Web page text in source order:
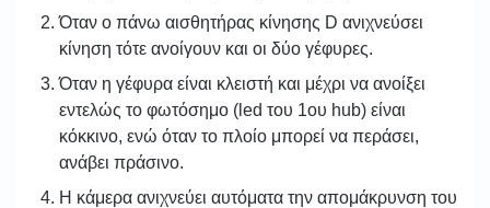
Όταν ο πάνω αισθητήρας κίνησης D ανιχνεύσει
κίνηση τότε ανοίγουν και οι δύο γέφυρες.
Όταν η γέφυρα είναι κλειστή και μέχρι να ανοίξει
εντελώς το φωτόσημο (led του 1ου hub) είναι
κόκκινο, ενώ όταν το πλοίο μπορεί να περάσει,
ανάβει πράσινο.
Η κάμερα ανιχνεύει αυτόματα την απομάκρυνση του